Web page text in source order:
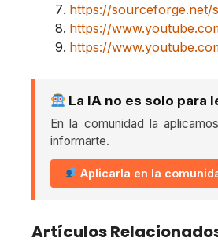
https://sourceforge.net/
https://
https://
La IA no es solo para
En la comunidad la
informarte.
Aplicarla en la
Artículos